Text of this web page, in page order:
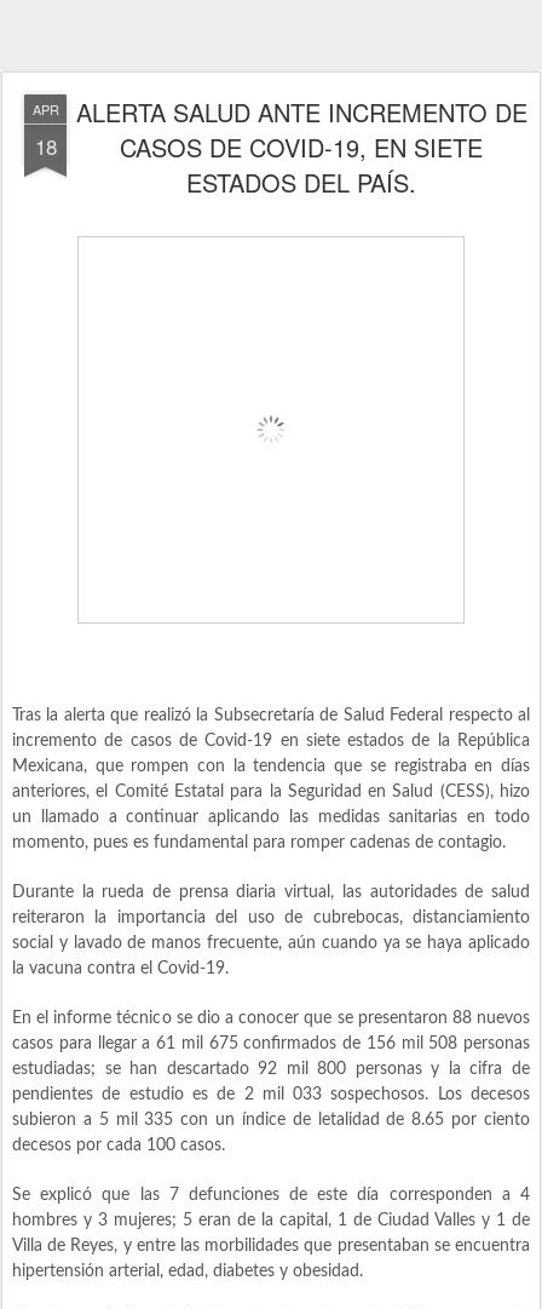
APR
18
ALERTA SALUD ANTE INCREMENTO DE
CASOS DE COVID-19, EN SIETE
ESTADOS DEL PAÍS.
Tras la alerta que realizó la Subsecretaría de Salud Federal respecto al
incremento de casos de Covid-19 en siete estados de la República
Mexicana, que rompen con la tendencia que se registraba en días
anteriores, el Comité Estatal para la Seguridad en Salud (CESS), hizo
un llamado a continuar aplicando las medidas sanitarias en todo
momento, pues es fundamental para romper cadenas de contagio.
Durante la rueda de prensa diaria virtual, las autoridades de salud
reiteraron la importancia del uso de cubrebocas, distanciamiento
social y lavado de manos frecuente, aún cuando ya se haya aplicado
la vacuna contra el Covid-19.
En el informe técnico se dio a conocer que se presentaron 88 nuevos
casos para llegar a 61 mil 675 confirmados de 156 mil 508 personas
estudiadas; se han descartado 92 mil 800 personas y la cifra de
pendientes de estudio es de 2 mil 033 sospechosos. Los decesos
subieron a 5 mil 335 con un índice de letalidad de 8.65 por ciento
decesos por cada 100 casos.
Se explicó que las 7 defunciones de este día corresponden a 4
hombres y 3 mujeres; 5 eran de la capital, 1 de Ciudad Valles y 1 de
Villa de Reyes, y entre las morbilidades que presentaban se encuentra
hipertensión arterial, edad, diabetes y obesidad.